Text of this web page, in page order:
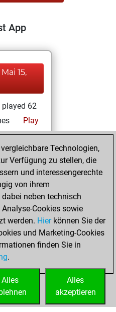
App
15,
played 62
Play
+39
111
scored +70
Februar
account
Technologien,
Verfügung zu stellen, die
und interessengerechte
von ihrem
neben technisch
Cookies sowie
werden. Hierkönnen Sie der
und Marketing-Cookies
finden Sie in
.
Alles
akzeptieren
Alles